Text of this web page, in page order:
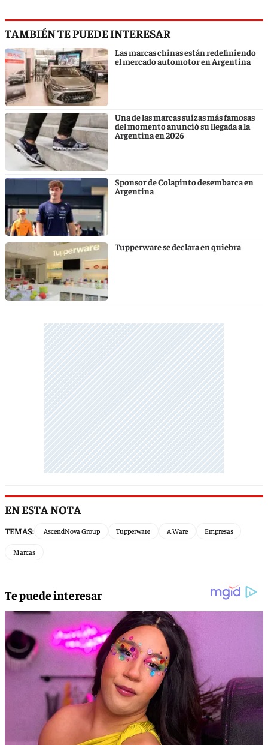
TAMBIÉN TE PUEDE INTERESAR
Las marcas chinas están redefiniendo
el mercado automotor en Argentina
Una de las marcas suizas más famosas
del momento anunció su llegada a la
Argentina en 2026
Sponsor de Colapinto desembarca en
Argentina
Tupperware se declara en quiebra
EN ESTA NOTA
TEMAS: AscendNova Group Tupperware A Ware Empresas
Marcas